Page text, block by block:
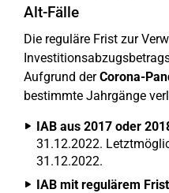
Alt-Fälle
Die reguläre Frist zur
Aufgrund derCorona-
bestimmte Jahrgänge
IAB aus 2017 oder
31.12.2022.
31.12.2022.
IAB mit regulärem